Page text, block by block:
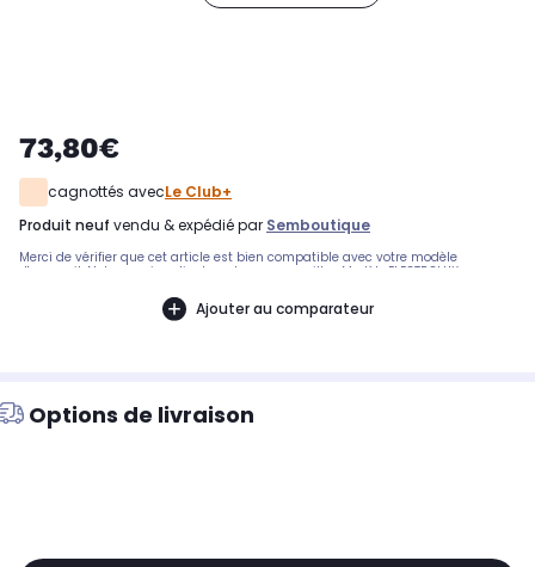
73,80€
cagnottés avecLe Club+
produit neuf vendu & expédié par Semboutique
Merci de vérifier que cet article est bien compatible avec votre modèle
d'appareil. Notre service client peut vous conseiller. Modèle:ELECTROLUX
(EFX4475 - EF8482 - EFX4875).Pièce compatible avec les marques : ARTHUR
MARTIN.Compatible avec les modèles suivants : ELECTROLUX: AWF16781WARTHUR
Ajouter au comparateur
Options de livraison